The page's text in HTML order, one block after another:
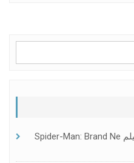
بررسی تمام رکوردهای تاریخی فیلم Spider-Man: Brand Ne